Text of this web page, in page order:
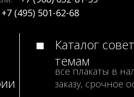
+7 (495) 501-62-68
Каталог
темам
все плакаты в
заказу, срочное